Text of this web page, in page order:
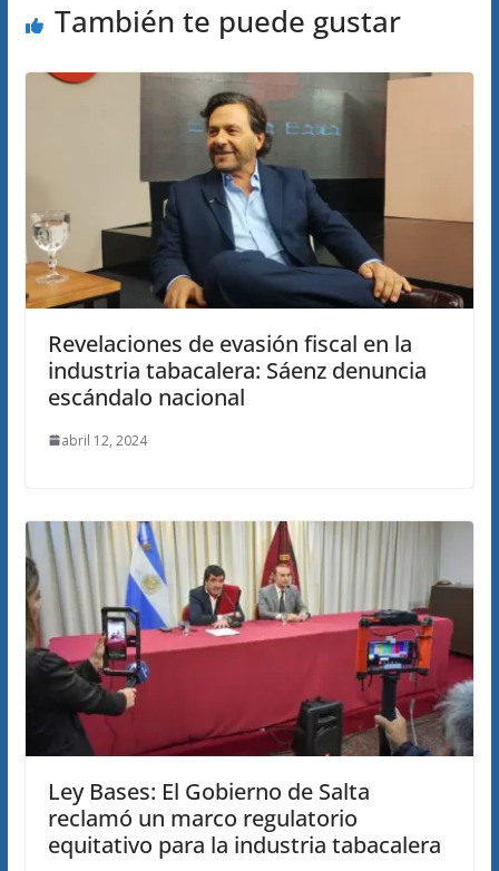
También te puede gustar
Revelaciones de evasión fiscal en la
industria tabacalera: Sáenz denuncia
escándalo nacional
abril 12, 2024
Ley Bases: El Gobierno de Salta
reclamó un marco regulatorio
equitativo para la industria tabacalera